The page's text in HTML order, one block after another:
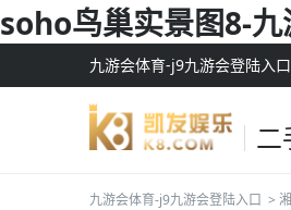
soho鸟巢实景图8-
九游会体育-j9九游会登陆入口
二
九游会体育-j9九游会登陆入口 >